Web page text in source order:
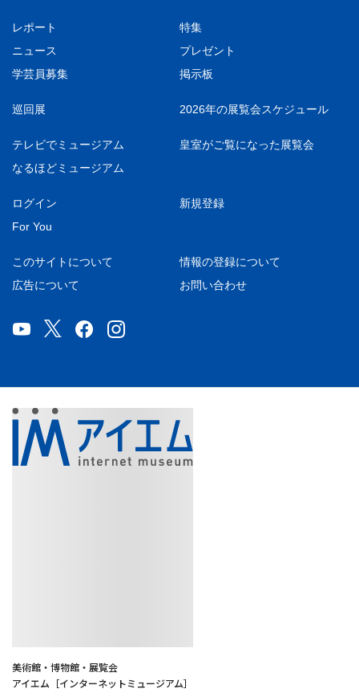
レポート
特集
ニュース
プレゼント
学芸員募集
掲示板
巡回展 2026年の展覧会スケジュール
テレビでミュージアム
皇室がご覧になった展覧会
なるほどミュージアム
ログイン
新規登録
For You
このサイトについて
情報の登録について
広告について
お問い合わせ
美術館・博物館・展覧会
アイエム［インターネットミュージアム］